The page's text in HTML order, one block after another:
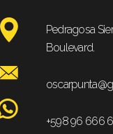
Pedragosa
Boulevard.
+598 96 666